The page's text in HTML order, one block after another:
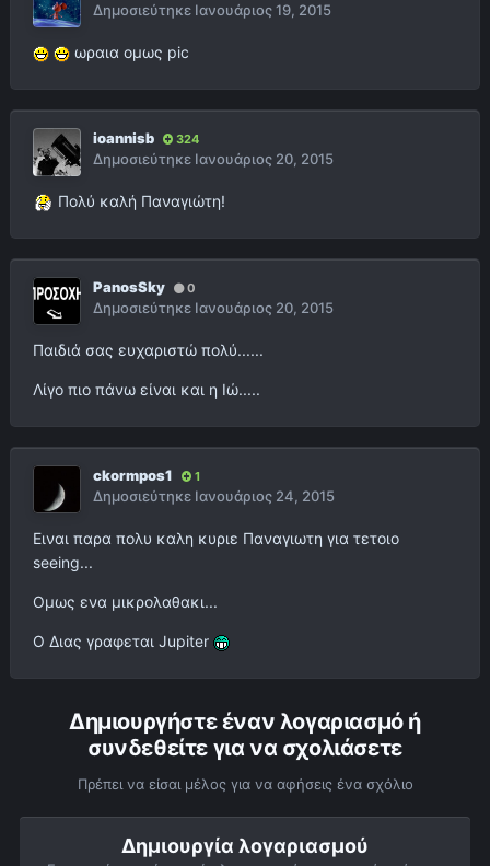
Δημοσιεύτηκε Ιανουάριος 19, 2015
ωραια ομως pic
ioannisb 324
Δημοσιεύτηκε Ιανουάριος 20, 2015
Πολύ καλή Παναγιώτη!
PanosSky 0
Δημοσιεύτηκε Ιανουάριος 20, 2015
Παιδιά σας ευχαριστώ πολύ......
Λίγο πιο πάνω είναι και η Ιώ.....
ckormpos1 1
Δημοσιεύτηκε Ιανουάριος 24, 2015
Eιναι παρα πολυ καλη κυριε Παναγιωτη για τετοιο
seeing...
Ομως ενα μικρολαθακι...
Ο Διας γραφεται Jupiter
Δημιουργήστε έναν λογαριασμό ή
συνδεθείτε για να σχολιάσετε
Πρέπει να είσαι μέλος για να αφήσεις ένα σχόλιο
Δημιουργία λογαριασμού